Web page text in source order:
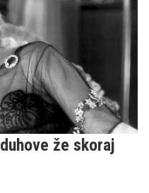
ti je datum
še kopica drugih
že skoraj